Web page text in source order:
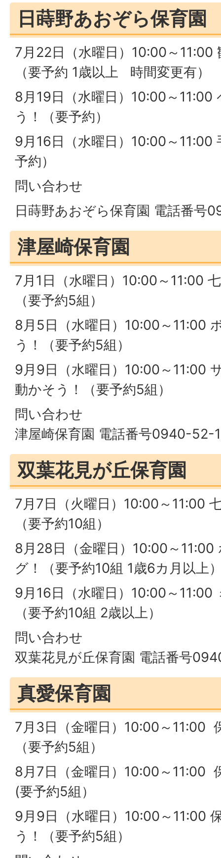
日蒔野あおぞら保育園
7月22日（水曜日）10:00～11:00
（要予約 1歳以上 時間変更有）
8月19日（水曜日）10:00～11:00
う！（要予約）
9月16日（水曜日）10:00～11:00
予約）
問い合わせ
日蒔野あおぞら保育園 電話番号
津屋崎保育園
7月1日（水曜日）10:00～11:00
（要予約5組）
8月5日（水曜日）10:00～11:00
う！（要予約5組）
9月9日（水曜日）10:00～11:00
動かそう！（要予約5組）
問い合わせ
津屋崎保育園 電話番号0940-52-
双葉花見が丘保育園
7月7日（火曜日）10:00～11:00
（要予約10組）
8月28日（金曜日）10:00～
グ！（要予約10組 1歳6カ月以上
9月16日（水曜日）10:00～11:00
（要予約10組 2歳以上）
問い合わせ
双葉花見が丘保育園 電話番号
真愛保育園
7月3日（金曜日）10:00～11:00
（要予約5組）
8月7日（金曜日）10:00～11:00
(要予約5組）
9月9日（水曜日）10:00～11:00
う！（要予約5組）